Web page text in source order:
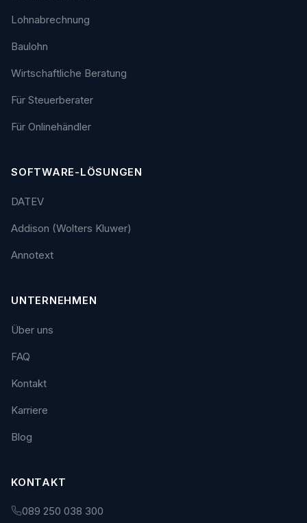
Lohnabrechnung
Baulohn
Wirtschaftliche Beratung
Für Steuerberater
Für Onlinehändler
SOFTWARE-LÖSUNGEN
DATEV
Addison (Wolters Kluwer)
Annotext
UNTERNEHMEN
Über uns
FAQ
Kontakt
Karriere
Blog
KONTAKT
089 250 038 300